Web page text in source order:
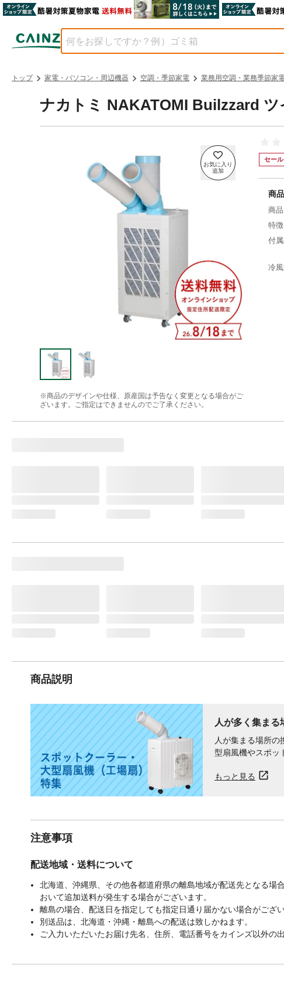
トップ 家電・パソコン・周辺機器 空調・季節家電 業務用空調・業務季節家
ナカトミ NAKATOMI Builzzard
※商品のデザインや仕様、原産国は予告なく変更となる場合がご
ざいます。ご指定はできませんのでご了承ください。
セール
商
商
特徴
付
冷
商品説明
人が​多く​集ま
人が集まる場所の
型扇風機やスポッ
もっと見る
注意事項
配送地域・送料について
北海道、沖縄県、その他各都道府県の離島地域が配送先となる
おいて追加送料が発生する場合がございます。
離島の場合、配送日を指定しても指定日通り届かない場合がござい
別送品は、北海道・沖縄・離島への配送は致しかねます。
ご入力いただいたお届け先名、住所、電話番号をカインズ以外の